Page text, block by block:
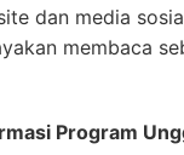
dan media
membaca
Program